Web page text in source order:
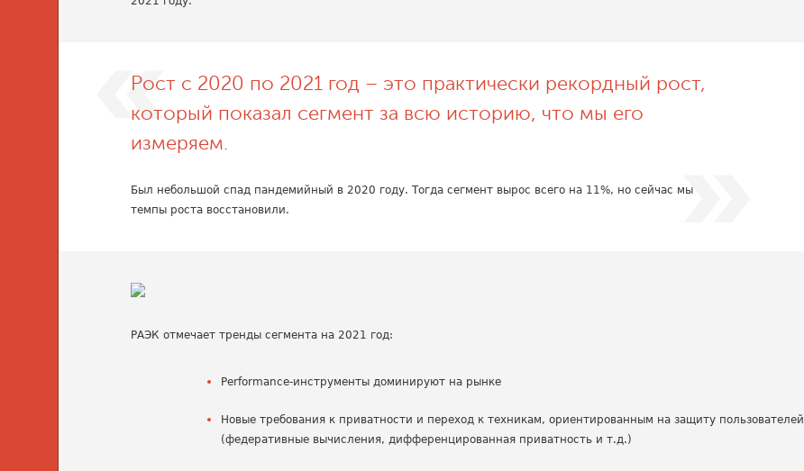
Рост с 2020 по 2021 год – это практически рекордный рост,
который показал сегмент за всю историю, что мы его
измеряем.
Был небольшой спад пандемийный в 2020 году. Тогда сегмент вырос всего на 11%, но сейчас мы
темпы роста восстановили.
РАЭК отмечает тренды сегмента на 2021 год:
Performance-инструменты доминируют на рынке
Новые требования к приватности и переход к техникам, ориентированным на защиту пользователей
(федеративные вычисления, дифференцированная приватность и т.д.)